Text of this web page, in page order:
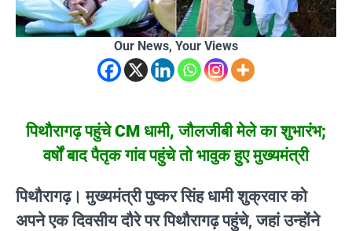
Our News, Your Views
पिथौरागढ़ पहुंचे CM धामी, जौलजीबी मेले का शुभारंभ;
वर्षों बाद पैतृक गांव पहुंचे तो भावुक हुए मुख्यमंत्री
पिथौरागढ़। मुख्यमंत्रीपुष्कर सिंह धामीशुक्रवार को
अपने एक दिवसीय दौरे पर पिथौरागढ़ पहुंचे, जहां उन्होंने